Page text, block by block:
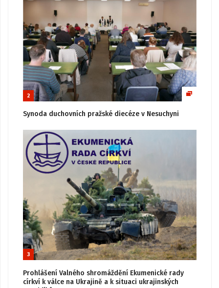
2
Synoda duchovních pražské diecéze v Nesuchyni
3
Prohlášení Valného shromáždění Ekumenické rady
církví k válce na Ukrajině a k situaci ukrajinských